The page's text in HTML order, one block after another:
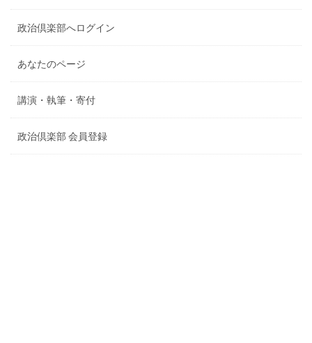
政治倶楽部へログイン
あなたのページ
講演・執筆・寄付
政治倶楽部 会員登録